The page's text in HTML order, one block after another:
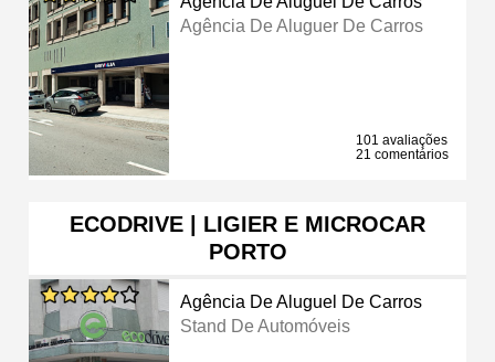
Agência De Aluguer De Carros
101 avaliações
21 comentários
ECODRIVE | LIGIER E MICROCAR
PORTO
Agência De Aluguel De Carros
Stand De Automóveis